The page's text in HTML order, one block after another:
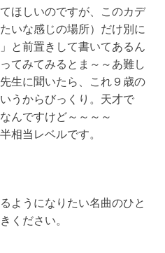
ほしいのですが、このカデ
いな感じの場所）だけ別に
と前置きして書いてあるん
てみてみるとま～～あ難し
生に聞いたら、これ９歳の
うからびっくり。天才で
んですけど～～～～
相当レベルです。
ようになりたい名曲のひと
ください。